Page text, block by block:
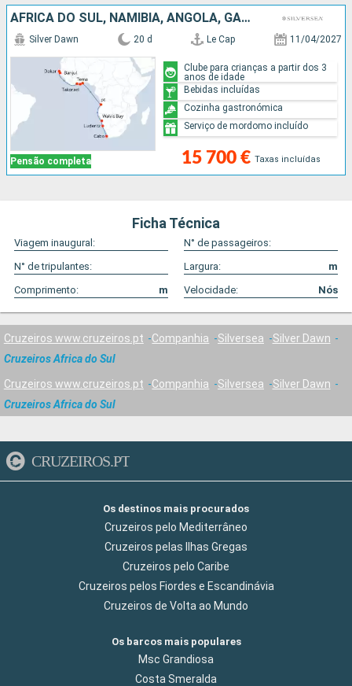
AFRICA DO SUL, NAMÍBIA, ANGOLA, GANA, COSTA DO MARFIM, REINO UNIDO, SENEGAL
Pensão completa
Silver Dawn 20 d Le Cap 11/04/2027
15 700 € Taxas incluídas
Clube para crianças a partir dos 3
anos de idade
Bebidas incluídas
Cozinha gastronómica
Serviço de mordomo incluído
Ficha Técnica
Viagem inaugural:
N° de passageiros:
N° de tripulantes:
Largura:
m
Comprimento:
m Velocidade: Nós
Cruzeiros www.cruzeiros.pt Companhia Silversea
Silver Dawn
Cruzeiros Africa do Sul
Cruzeiros www.cruzeiros.pt Companhia Silversea
Silver Dawn
Cruzeiros Africa do Sul
CRUZEIROS.PT
Os destinos mais procurados
Cruzeiros pelo Mediterrâneo
Cruzeiros pelas Ilhas Gregas
Cruzeiros pelo Caribe
Cruzeiros pelos Fiordes e Escandinávia
Cruzeiros de Volta ao Mundo
Os barcos mais populares
Msc Grandiosa
Costa Smeralda